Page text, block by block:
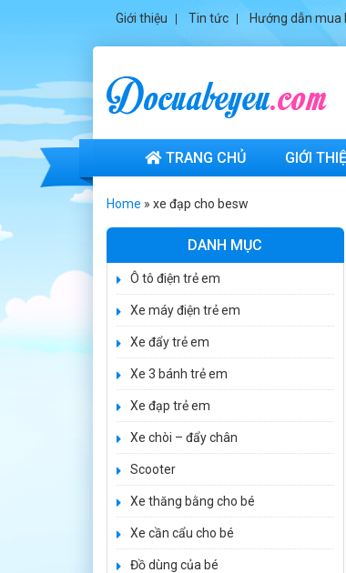
Giới thiệu Tin tức Hướng dẫn mua
TRANG CHỦ GIỚI
Home » xe đạp cho besw
DANH MỤC
Ô tô điện trẻ em
Xe máy điện trẻ em
Xe đẩy trẻ em
Xe 3 bánh trẻ em
Xe đạp trẻ em
Xe chòi – đẩy chân
Scooter
Xe thăng bằng cho bé
Xe cần cẩu cho bé
Đồ dùng của bé
Xe ô tô điện trẻ
em cảnh sát
J2988
Xe ô tô điện trẻ
em địa hình
M666
2.850.000 ₫
1.650.000 ₫
1.950.000 ₫
Xe ô tô điện trẻ
em BPD-702
1.950.000 ₫
Xe 3 bánh đạp